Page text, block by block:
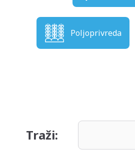
Poljoprivreda
Traži: